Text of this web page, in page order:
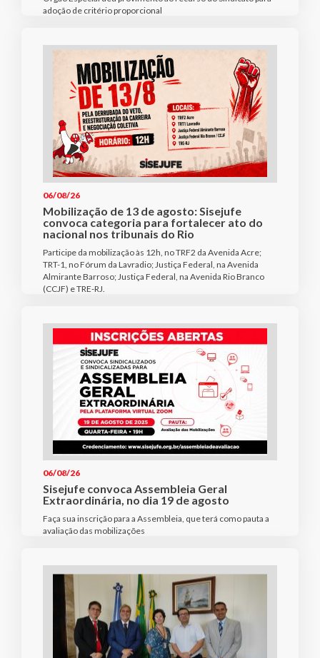
adoção de critério proporcional
06/08/26
Mobilização de 13 de agosto: Sisejufe
convoca categoria para fortalecer ato do
nacional nos tribunais do Rio
Participe da mobilização às 12h, no TRF2 da Avenida Acre;
TRT-1, no Fórum da Lavradio; Justiça Federal, na Avenida
Almirante Barroso; Justiça Federal, na Avenida Rio Branco
(CCJF) e TRE-RJ.
06/08/26
Sisejufe convoca Assembleia Geral
Extraordinária, no dia 19 de agosto
Faça sua inscrição para a Assembleia, que terá como pauta a
avaliação das mobilizações